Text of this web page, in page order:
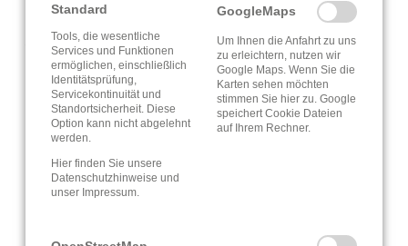
Bibliothek auswählen
Mit der Sie sich für phase6 anmelden möchten
Suchen
Bibliothek
Standard
Tools, die wesentliche
Services und Funktionen
ermöglichen, einschließlich
Identitätsprüfung,
Servicekontinuität und
Standortsicherheit. Diese
Option kann nicht abgelehnt
werden.
Hier finden Sie unsere
Datenschutzhinweise und
unser Impressum
GoogleMaps
Um Ihnen die Anfahrt zu uns
zu erleichtern, nutzen wir
Google Maps. Wenn Sie die
Karten sehen möchten
stimmen Sie hier zu. Google
speichert Cookie Dateien
auf Ihrem Rechner.